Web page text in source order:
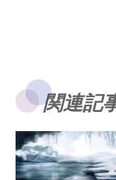
関連記